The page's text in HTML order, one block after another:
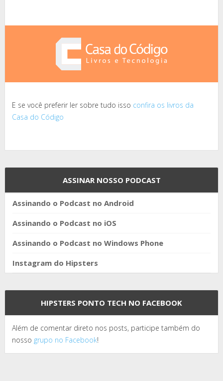
E se você preferir ler sobre tudo isso confira os livros da
Casa do Código
ASSINAR NOSSO PODCAST
Assinando o Podcast no Android
Assinando o Podcast no iOS
Assinando o Podcast no Windows Phone
Instagram do Hipsters
HIPSTERS PONTO TECH NO FACEBOOK
Além de comentar direto nos posts, participe também do
nosso grupo no Facebook!